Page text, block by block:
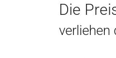
Die
verliehen